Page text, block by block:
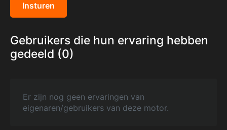
Insturen
Gebruikers die hun ervaring hebben
gedeeld (0)
Er zijn nog geen ervaringen van
eigenaren/gebruikers van deze motor.